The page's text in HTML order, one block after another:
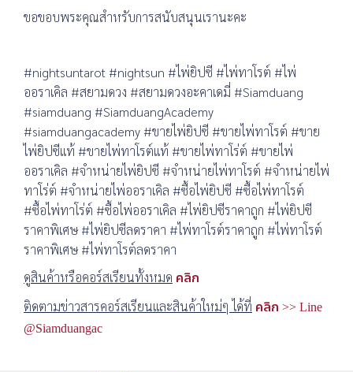
ขอขอบพระคุณสำหรับการสนับสนุนเรานะคะ
#nightsuntarot #nightsun #ไพ่ยิปซี #ไพ่ทาโรต์ #ไพ่
ออราเคิล #สยามดวง #สยามดวงอะคาเดมี่ #Siamduang
#siamduang #SiamduangAcademy
#siamduangacademy #ขายไพ่ยิปซี #ขายไพ่ทาโรต์ #ขาย
ไพ่ยิปซีแท้ #ขายไพ่ทาโรต์แท้ #ขายไพ่ทาโร่ต์ #ขายไพ่
ออราเคิล #จำหน่ายไพ่ยิปซี #จำหน่ายไพ่ทาโรต์ #จำหน่ายไพ่
ทาโร่ต์ #จำหน่ายไพ่ออราเคิล #ซื้อไพ่ยิปซี #ซื้อไพ่ทาโรต์
#ซื้อไพ่ทาโร่ต์ #ซื้อไพ่ออราเคิล #ไพ่ยิปซีราคาถูก #ไพ่ยิปซี
ราคาพิเศษ #ไพ่ยิปซีลดราคา #ไพ่ทาโรต์ราคาถูก #ไพ่ทาโรต์
ราคาพิเศษ #ไพ่ทาโรต์ลดราคา
ดูสินค้าหรือคอร์สเรียนทั้งหมด คลิก
ติดตามข่าวสารคอร์สเรียนและสินค้าใหม่ๆ ได้ที่ คลิก >> Line
@Siamduangac